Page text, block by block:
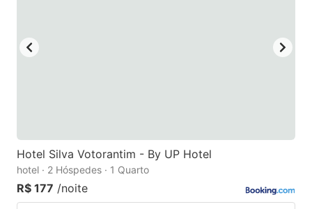
Hotel Silva Votorantim - By UP Hotel
hotel · 2 Hóspedes · 1 Quarto
R$ 177 /noite